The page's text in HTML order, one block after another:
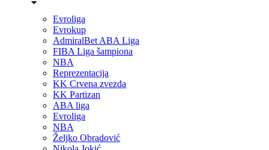
Evroliga
Evrokup
AdmiralBet ABA Liga
FIBA Liga šampiona
NBA
Reprezentacija
KK Crvena zvezda
KK Partizan
ABA liga
Evroliga
NBA
Željko Obradović